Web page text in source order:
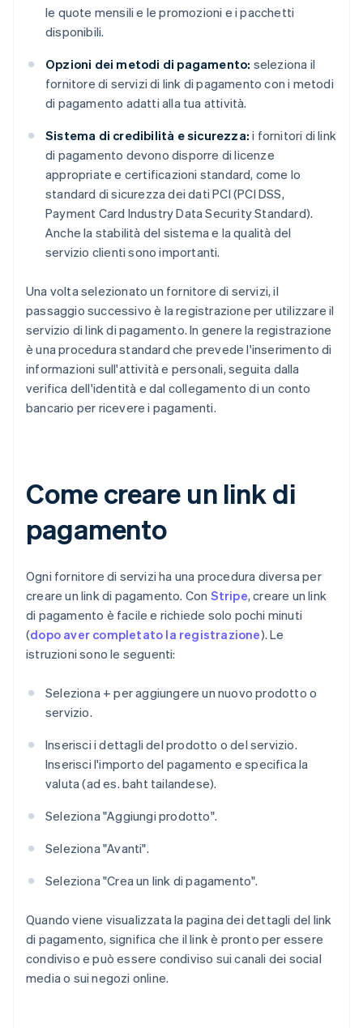
le quote mensili e le promozioni e i pacchetti
disponibili.
Opzioni dei metodi di pagamento: seleziona il
fornitore di servizi di link di pagamento con i metodi
di pagamento adatti alla tua attività.
Sistema di credibilità e sicurezza: i fornitori di link
di pagamento devono disporre di licenze
appropriate e certificazioni standard, come lo
standard di sicurezza dei dati PCI (PCI DSS,
Payment Card Industry Data Security Standard).
Anche la stabilità del sistema e la qualità del
servizio clienti sono importanti.
Una volta selezionato un fornitore di servizi, il
passaggio successivo è la registrazione per utilizzare il
servizio di link di pagamento. In genere la registrazione
è una procedura standard che prevede l'inserimento di
informazioni sull'attività e personali, seguita dalla
verifica dell'identità e dal collegamento di un conto
bancario per ricevere i pagamenti.
Come creare un link di
pagamento
Ogni fornitore di servizi ha una procedura diversa per
creare un link di pagamento. Con Stripe, creare un link
di pagamento è facile e richiede solo pochi minuti
(dopo aver completato la registrazione). Le
istruzioni sono le seguenti:
Seleziona + per aggiungere un nuovo prodotto o
servizio.
Inserisci i dettagli del prodotto o del servizio.
Inserisci l'importo del pagamento e specifica la
valuta (ad es. baht tailandese).
Seleziona "Aggiungi prodotto".
Seleziona "Avanti".
Seleziona "Crea un link di pagamento".
Quando viene visualizzata la pagina dei dettagli del link
di pagamento, significa che il link è pronto per essere
condiviso e può essere condiviso sui canali dei social
media o sui negozi online.